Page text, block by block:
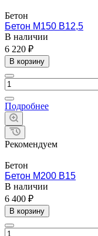
Бетон
Бетон М150 В12,5
В наличии
6 220 ₽
В корзину
Подробнее
Рекомендуем
Бетон
Бетон М200 B15
В наличии
6 400 ₽
В корзину